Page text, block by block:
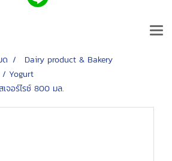
ด
Dairy product & Bakery
Yogurt
จอร์ไรซ์ 800 มล.